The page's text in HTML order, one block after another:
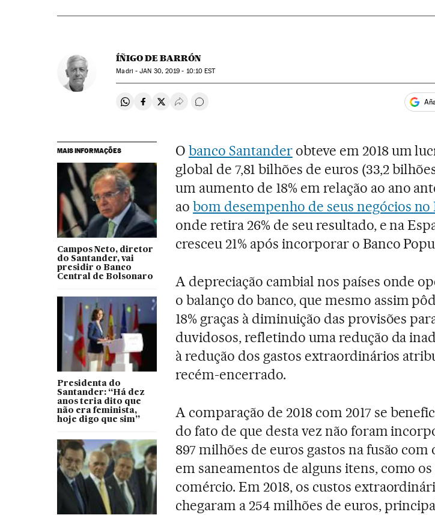
ÍÑIGO DE BARRÓN
Madri -JAN 30, 2019 - 10:10 EST
Compartir en Whatsapp
Compartir en Facebook
Compartir en Twitter
Desplegar Redes Sociales
Comentários
MAIS INFORMAÇÕES
Campos Neto, diretor
do Santander, vai
presidir o Banco
Central de Bolsonaro
Presidenta do
Santander: “Há dez
anos teria dito que
não era feminista,
hoje digo que sim”
Obanco Santanderobteve em 2018 um
global de 7,81 bilhões de euros (33,2
um aumento de 18% em relação ao ano
aobom desempenho de seus negócios no
onde retira 26% de seu resultado, e na
cresceu 21% após incorporar o Banco
A depreciação cambial nos países onde
o balanço do banco, que mesmo assim
18% graças à diminuição das provisões
duvidosos, refletindo uma redução da
à redução dos gastos extraordinários
recém-encerrado.
A comparação de 2018 com 2017 se
do fato de que desta vez não foram
897 milhões de euros gastos na fusão com
em saneamentos de alguns itens, como
comércio. Em 2018, os custos
chegaram a 254 milhões de euros,